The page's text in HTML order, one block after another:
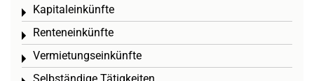
Kapitaleinkünfte
Toggle menu
Renteneinkünfte
Toggle menu
Vermietungseinkünfte
Toggle menu